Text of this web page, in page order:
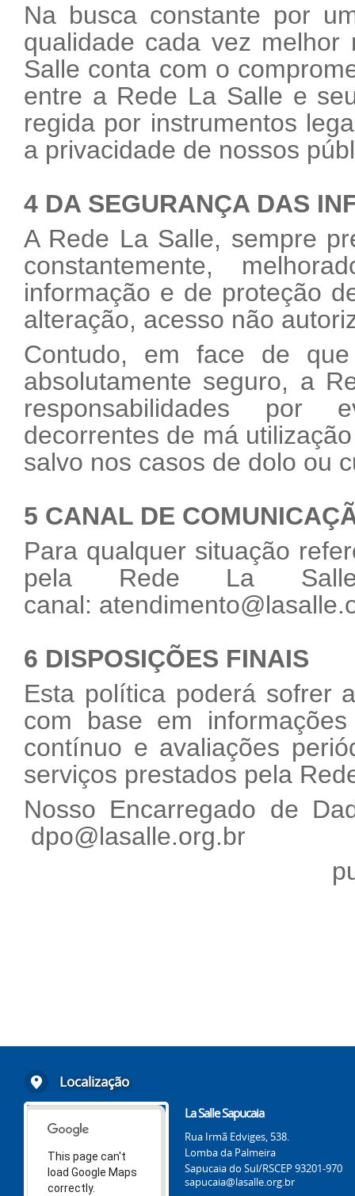
Na busca constante por
qualidade cada vez
Salle conta com o
entre a Rede La Salle e
regida por instrumentos
a privacidade de nossos
4 DA SEGURANÇA DAS
A Rede La Salle, sempre
constantemente,
informação e de proteção
alteração, acesso não
Contudo, em face de
absolutamente seguro, a
responsabilidades por
decorrentes de má
salvo nos casos de dolo ou
5 CANAL DE
Para qualquer situação
pela Rede La
canal:
6 DISPOSIÇÕES FINAIS
Esta política poderá sofrer
com base em
contínuo e avaliações
serviços prestados pela
Nosso Encarregado de
dpo@lasalle.org.br
Localização
This page can't
load Google Maps
correctly.
La Salle Sapucaia
Rua Irmã Edviges, 538.
Lomba da Palmeira
Sapucaia do Sul/RSCEP 93201-970
sapucaia@lasalle.org.br